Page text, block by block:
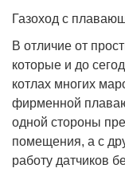
Газоход с
В отличие от
которые и до
котлах многих
фирменной
одной стороны
помещения, а с
работу датчиков